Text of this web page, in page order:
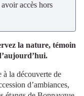
accès hors
la nature, témoin
à la découverte de
d’ambiances,